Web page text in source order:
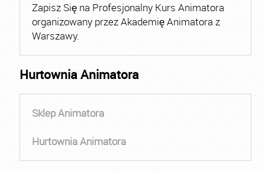
Zapisz Się na Profesjonalny Kurs Animatora
organizowany przez Akademię Animatora z
Warszawy.
Hurtownia Animatora
Sklep Animatora
Hurtownia Animatora